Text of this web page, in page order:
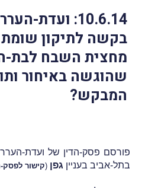
10.6.14:
בקשה לתיקון
מחצית השבח לבת-
שהוגשה באיחור
המבקש?
פורסם פסק-הדין של ועדת-
בתל-אביב בעניין גפן (קישור לפסק-